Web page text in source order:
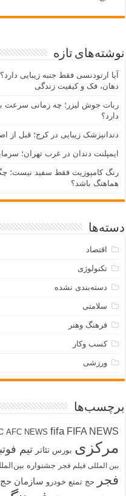
نوشته‌های تازه
آیا ارتودنسی فقط جنبه زیبایی
دهان، فک و کیفیت زندگی
ربات جوش لیزر؛ چه زمانی سرعت
دارد؟
دندانپزشک زیبایی در کرج؛ قبل از
ایمپلنت دندان در غرب تهران؛
رنگ کامپوزیت فقط سفید نیست؛
هماهنگ باشد؟
دسته‌ها
اقتصاد
تکنولوژی
دسته‌بندی نشده
سلامتی
فرهنگ وهنر
کسب وکار
ورزشی
برچسب‌ها
AFC NEWS fifa FIFA NEWS
مرکزی بورس تئاتر تیم
بین المللی فیلم فجر جشنواره
فجر
حج تمتع خودرو سازمان حج